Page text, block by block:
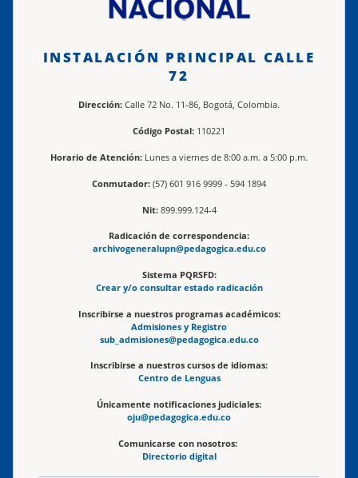
INSTALACIÓN PRINCIPAL CALLE
72
Dirección: Calle 72 No. 11-86, Bogotá, Colombia.
Código Postal: 110221
Horario de Atención: Lunes a viernes de 8:00 a.m. a 5:00 p.m.
Conmutador: (57) 601 916 9999 - 594 1894
Nit:899.999.124-4
Radicación de correspondencia:
archivogeneralupn@pedagogica.edu.co
Sistema PQRSFD:
Crear y/o consultar estado radicación
Inscribirse a nuestros programas académicos:
Admisiones y Registro
sub_admisiones@pedagogica.edu.co
Inscribirse a nuestros cursos de idiomas:
Centro de Lenguas
Únicamente notificaciones judiciales:
oju@pedagogica.edu.co
Comunicarse con nosotros:
Directorio digital